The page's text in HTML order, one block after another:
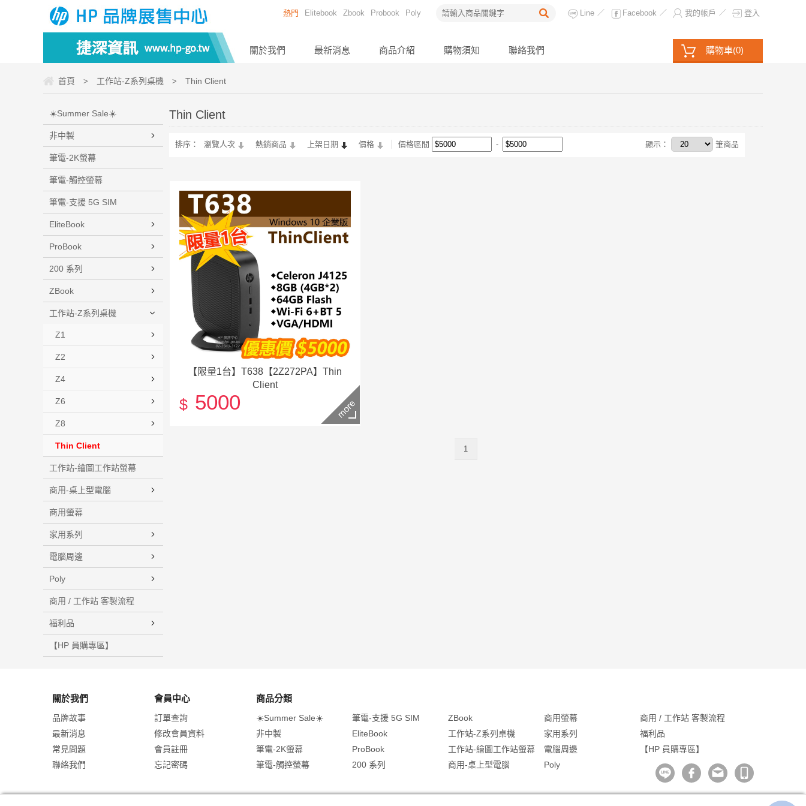
Line ／ Facebook ／ 我的帳戶 ／ 登入
熱門 Elitebook Zbook Probook Poly
關於我們 最新消息 商品介紹 購物須知 聯絡我們 購物車(0)
首頁 > 工作站-Z系列桌機 > Thin Client
☀️Summer Sale☀️
非中製
筆電-2K螢幕
筆電-觸控螢幕
筆電-支援 5G SIM
EliteBook
ProBook
200 系列
ZBook
工作站-Z系列桌機
Z1
Z2
Z4
Z6
Z8
Thin Client
工作站-繪圖工作站螢幕
商用-桌上型電腦
商用螢幕
家用系列
電腦周邊
Poly
商用 / 工作站 客製流程
福利品
【HP 員購專區】
Thin Client
排序： 瀏覽人次 熱銷商品 上架日期 價格 價格區間 顯示： 筆商品
【限量1台】T638【2Z272PA】Thin
Client
$ 5000
1
關於我們
品牌故事
最新消息
常見問題
聯絡我們
會員中心
訂單查詢
修改會員資料
會員註冊
忘記密碼
商品分類
☀️Summer Sale☀️
非中製
筆電-2K螢幕
筆電-觸控螢幕
筆電-支援 5G SIM
EliteBook
ProBook
200 系列
ZBook
工作站-Z系列桌機
工作站-繪圖工作站螢幕
商用-桌上型電腦
商用螢幕
家用系列
電腦周邊
Poly
商用 / 工作站 客製流程
福利品
【HP 員購專區】